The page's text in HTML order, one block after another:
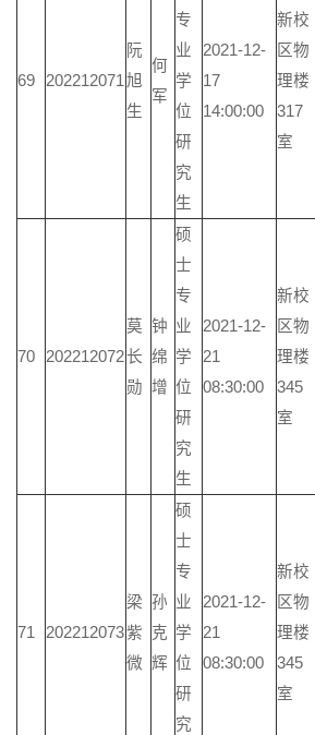
69 202212071
阮
旭
生
何
军
专
业
学
位
研
究
生
2021-12-
17
14:00:00
新校
区物
理楼
317
室
70 202212072
莫
长
勋
钟
绵
增
硕
士
专
业
学
位
研
究
生
2021-12-
21
08:30:00
新校
区物
理楼
345
室
71 202212073
梁
紫
微
孙
克
辉
硕
士
专
业
学
位
研
究
2021-12-
21
08:30:00
新校
区物
理楼
345
室